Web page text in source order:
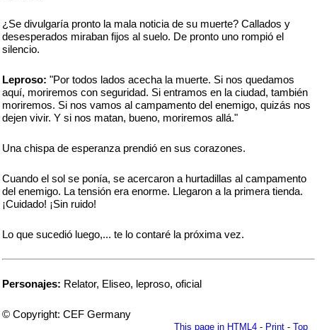
¿Se divulgaría pronto la mala noticia de su muerte? Callados y
desesperados miraban fijos al suelo. De pronto uno rompió el
silencio.
Leproso: "Por todos lados acecha la muerte. Si nos quedamos
aquí, moriremos con seguridad. Si entramos en la ciudad, también
moriremos. Si nos vamos al campamento del enemigo, quizás nos
dejen vivir. Y si nos matan, bueno, moriremos allá."
Una chispa de esperanza prendió en sus corazones.
Cuando el sol se ponía, se acercaron a hurtadillas al campamento
del enemigo. La tensión era enorme. Llegaron a la primera tienda.
¡Cuidado! ¡Sin ruido!
Lo que sucedió luego,... te lo contaré la próxima vez.
Personajes: Relator, Eliseo, leproso, oficial
© Copyright: CEF Germany
This page in HTML4 - Print - Top